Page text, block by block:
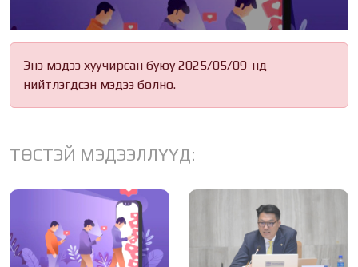
Энэ мэдээ хуучирсан буюу 2025/05/09-нд
нийтлэгдсэн мэдээ болно.
ТӨСТЭЙ МЭДЭЭЛЛҮҮД: